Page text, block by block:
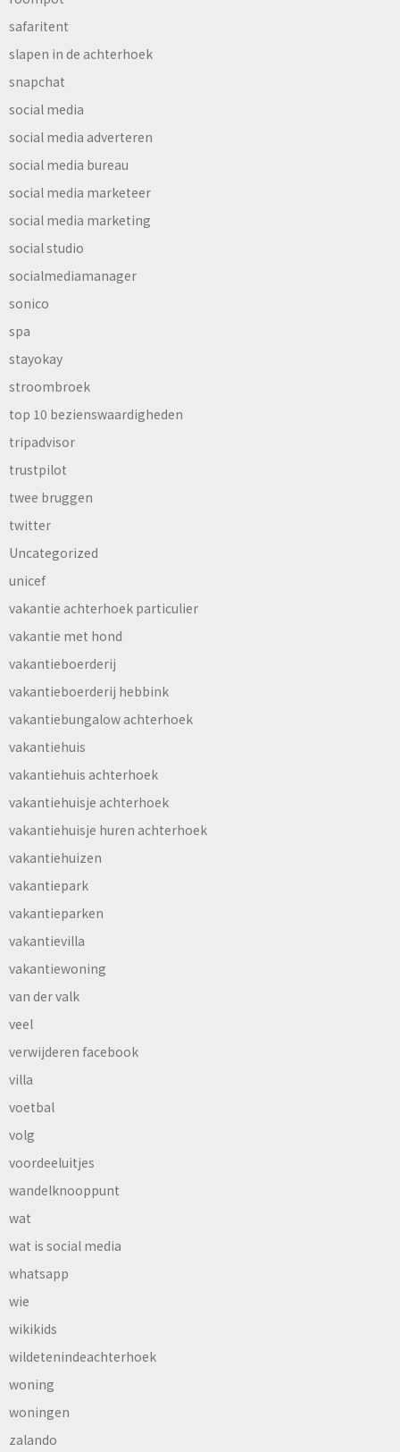
safaritent
slapen in de achterhoek
snapchat
social media
social media adverteren
social media bureau
social media marketeer
social media marketing
social studio
socialmediamanager
sonico
spa
stayokay
stroombroek
top 10 bezienswaardigheden
tripadvisor
trustpilot
twee bruggen
twitter
Uncategorized
unicef
vakantie achterhoek particulier
vakantie met hond
vakantieboerderij
vakantieboerderij hebbink
vakantiebungalow achterhoek
vakantiehuis
vakantiehuis achterhoek
vakantiehuisje achterhoek
vakantiehuisje huren achterhoek
vakantiehuizen
vakantiepark
vakantieparken
vakantievilla
vakantiewoning
van der valk
veel
verwijderen facebook
villa
voetbal
volg
voordeeluitjes
wandelknooppunt
wat
wat is social media
whatsapp
wie
wikikids
wildetenindeachterhoek
woning
woningen
zalando